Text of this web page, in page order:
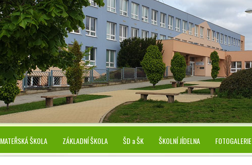
MATEŘSKÁ ŠKOLA ZÁKLADNÍ ŠKOLA ŠD a ŠK ŠKOLNÍ JÍDELNA FOTOGALERIE